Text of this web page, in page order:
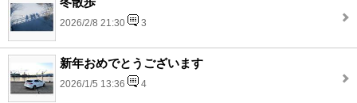
2026/2/8 21:30 3
新年おめでとうございます
2026/1/5 13:36 4